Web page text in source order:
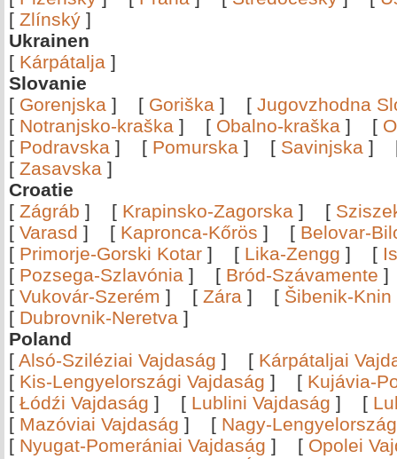
[ Zlínský ]
Ukrainen
[ Kárpátalja ]
Slovanie
[ Gorenjska ] [ Goriška ] [ Jugovzhodna
[ Notranjsko-kraška ] [ Obalno-kraška ] [
[ Podravska ] [ Pomurska ] [ Savinjska ]
[ Zasavska ]
Croatie
[ Zágráb ] [ Krapinsko-Zagorska ] [
[ Varasd ] [ Kapronca-Kőrös ] [ Belovar-
[ Primorje-Gorski Kotar ] [ Lika-Zengg ] [
[ Pozsega-Szlavónia ] [ Bród-Szávamente
[ Vukovár-Szerém ] [ Zára ] [ Šibenik-Knin
[ Dubrovnik-Neretva ]
Poland
[ Alsó-Sziléziai Vajdaság ] [ Kárpátaljai
[ Kis-Lengyelországi Vajdaság ] [ Kujávia-
[ Łódźi Vajdaság ] [ Lublini Vajdaság ] [
[ Mazóviai Vajdaság ] [ Nagy-
[ Nyugat-Pomerániai Vajdaság ] [ Opolei